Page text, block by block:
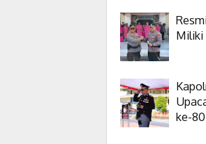
Miliki
ke-80